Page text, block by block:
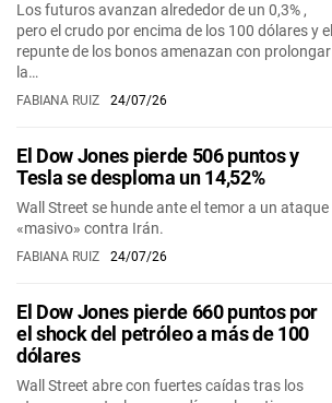
Los futuros avanzan alrededor de un 0,3% ,
pero el crudo por encima de los 100 dólares y el
repunte de los bonos amenazan con prolongar
la…
FABIANA RUIZ 24/07/26
El Dow Jones pierde 506 puntos y
Tesla se desploma un 14,52%
Wall Street se hunde ante el temor a un ataque
«masivo» contra Irán.
FABIANA RUIZ 24/07/26
El Dow Jones pierde 660 puntos por
el shock del petróleo a más de 100
dólares
Wall Street abre con fuertes caídas tras los